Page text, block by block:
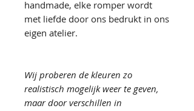
handmade, elke romper wordt
met liefde door ons bedrukt in ons
eigen atelier.
Wij proberen de kleuren zo
realistisch mogelijk weer te geven,
maar door verschillen in